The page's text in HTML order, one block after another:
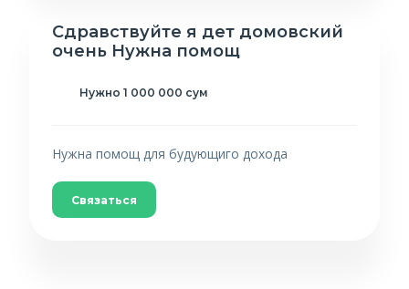
Сдравствуйте я дет домовский
очень Нужна помощ
Нужно 1 000 000 сум
Нужна помощ для будующиго дохода
Связаться